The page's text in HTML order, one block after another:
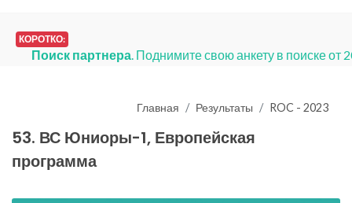
КОРОТКО:
Платья на продажу. Мы запустили
Главная Результаты ROC - 2023
53. ВС Юниоры-1, Европейская
программа